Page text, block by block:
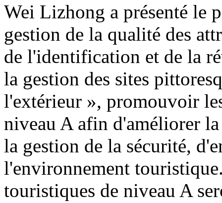
Wei Lizhong a présenté le
gestion de la qualité des
de l'identification et de la
la gestion des sites
l'extérieur », promouvoir
niveau A afin d'améliorer
la gestion de la sécurité,
l'environnement
touristiques de niveau A